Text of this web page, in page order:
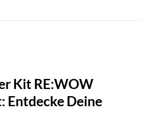
Kit RE:WOW
Entdecke Deine